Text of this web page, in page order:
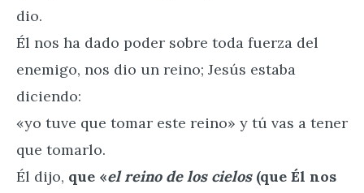
dio.
Él nos ha dado poder sobre toda fuerza del
enemigo, nos dio un reino; Jesús estaba
diciendo:
«yo tuve que tomar este reino» y tú vas a tener
que tomarlo.
Él dijo, que «el reino de los cielos (que Él nos